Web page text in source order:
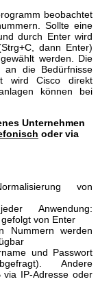
beobachtet
Sollte eine
durch Enter wird
dann Enter)
werden. Die
an die Bedürfnisse
wird Cisco direkt
können bei
Unternehmen
oder via
von
Anwendung:
von Enter
Nummern werden
und Passwort
Andere
via IP-Adresse oder